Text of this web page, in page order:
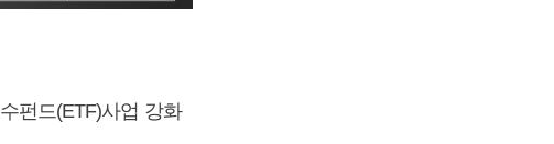
펀드(ETF)사업 강화